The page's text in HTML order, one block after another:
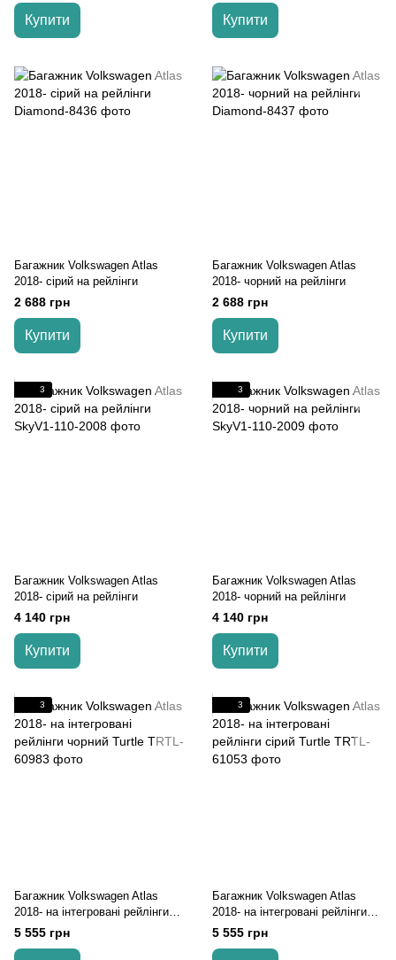
Купити Купити
Багажник Volkswagen Atlas
2018- cірий на рейлінги
2 688 грн
Купити
Багажник Volkswagen Atlas
2018- чорний на рейлінги
2 688 грн
Купити
3
Багажник Volkswagen Atlas
2018- cірий на рейлінги
4 140 грн
Купити
3
Багажник Volkswagen Atlas
2018- чорний на рейлінги
4 140 грн
Купити
3
Багажник Volkswagen Atlas
2018- на інтегровані рейлінги
чорний Turtle
5 555 грн
3
Багажник Volkswagen Atlas
2018- на інтегровані рейлінги
cірий Turtle
5 555 грн